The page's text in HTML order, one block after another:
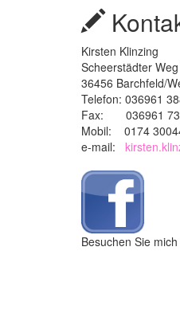
Kirsten Klinzing
Scheerstädter
36456 Barchfeld/
Telefon: 036961
Fax: 036961
Mobil: 0174
e-mail:
Besuchen Sie